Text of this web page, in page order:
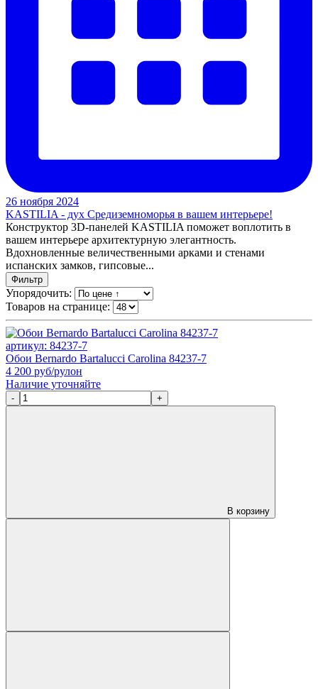
26 ноября 2024
KASTILIA - дух Средиземноморья в вашем интерьере!
Конструктор 3D-панелей KASTILIA поможет воплотить в
вашем интерьере архитектурную элегантность.
Вдохновленные величественными арками и стенами
испанских замков, гипсовые...
Фильтр
Упорядочить:
Товаров на странице:
артикул: 84237-7
Обои Bernardo Bartalucci Carolina 84237-7
4 200 руб/рулон
Наличие уточняйте
- +
В корзину